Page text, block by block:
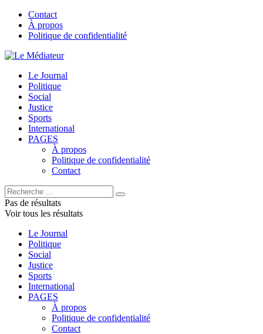
Contact
À propos
Politique de confidentialité
Le Journal
Politique
Social
Justice
Sports
International
PAGES
À propos
Politique de confidentialité
Contact
Pas de résultats
Voir tous les résultats
Le Journal
Politique
Social
Justice
Sports
International
PAGES
À propos
Politique de confidentialité
Contact